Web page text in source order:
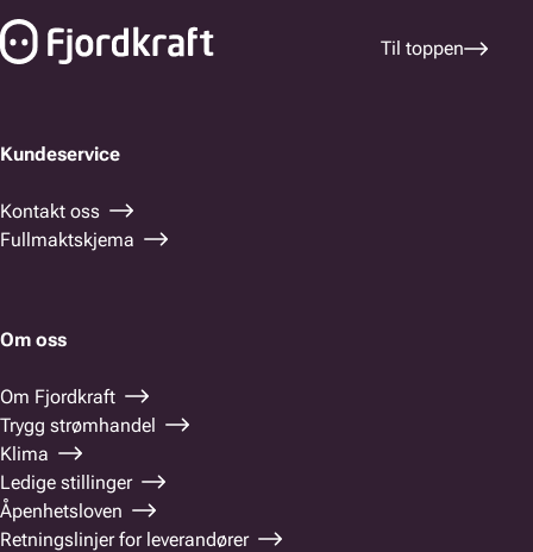
Til toppen
Kundeservice
Kontakt oss
Fullmaktskjema
Om oss
Om Fjordkraft
Trygg strømhandel
Klima
Ledige stillinger
Åpenhetsloven
Retningslinjer for leverandører